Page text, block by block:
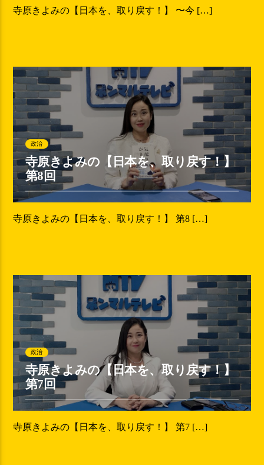
寺原きよみの【日本を、取り戻す！】 〜今 […]
政治
寺原きよみの【日本を、取り戻す！】
第8回
寺原きよみの【日本を、取り戻す！】 第8 […]
政治
寺原きよみの【日本を、取り戻す！】
第7回
寺原きよみの【日本を、取り戻す！】 第7 […]